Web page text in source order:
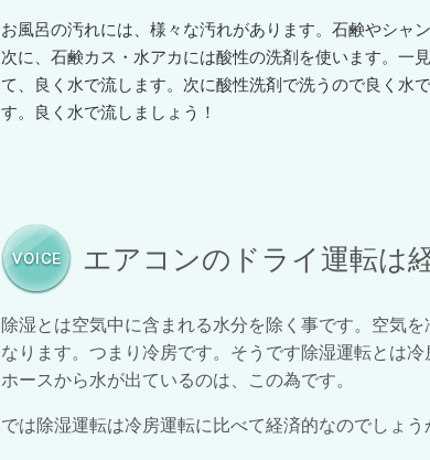
お風呂の汚れには、様々な汚れがあります。石鹸やシャ
次に、石鹸カス・水アカには酸性の洗剤を使います。一
て、良く水で流します。次に酸性洗剤で洗うので良く水
す。良く水で流しましょう！
エアコンのドライ運転は
除湿とは空気中に含まれる水分を除く事です。空気
なります。つまり冷房です。そうです除湿運転とは
ホースから水が出ているのは、この為です。
では除湿運転は冷房運転に比べて経済的なのでしょう